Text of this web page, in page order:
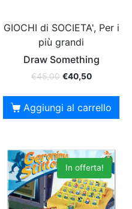
GIOCHI di SOCIETA', Per i
più grandi
Draw Something
€45,00 €40,50
Aggiungi al carrello
In offerta!